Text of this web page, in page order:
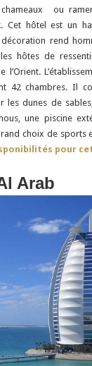
ou
Cet hôtel est un
rend
les hôtes de
l’Orient.
42 chambres. Il
les dunes de
une piscine
choix de sports
pour
Arab